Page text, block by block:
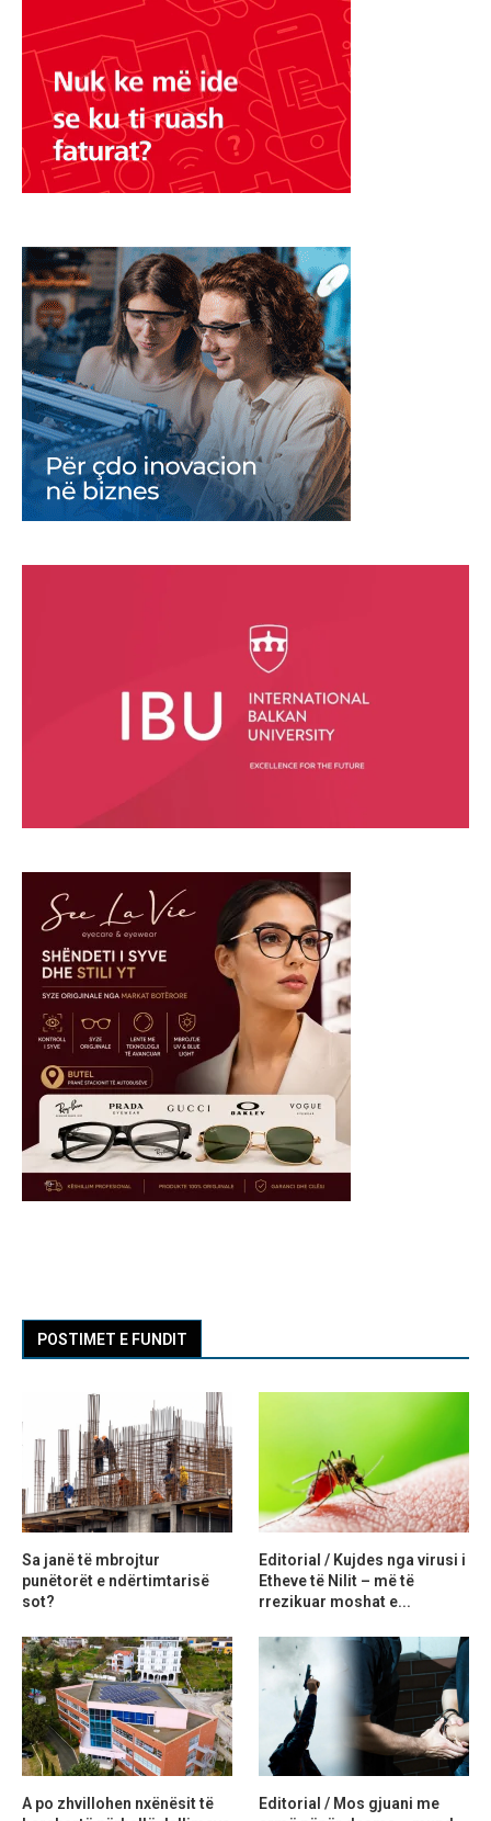
POSTIMET E FUNDIT
Sa janë të mbrojtur
punëtorët e ndërtimtarisë
sot?
Editorial / Kujdes nga virusi i
Etheve të Nilit – më të
rrezikuar moshat e...
A po zhvillohen nxënësit të
Editorial / Mos gjuani me